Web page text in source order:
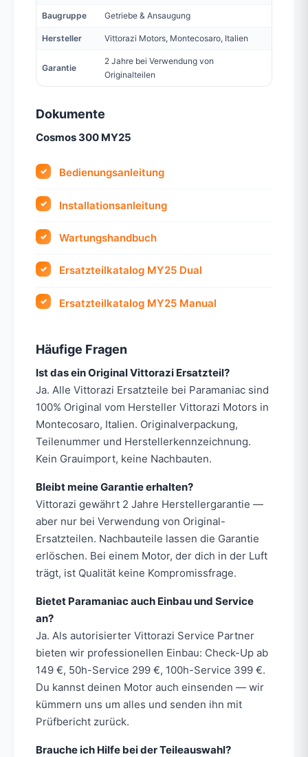
Baugruppe Getriebe & Ansaugung
Hersteller Vittorazi Motors, Montecosaro, Italien
Garantie
2 Jahre bei Verwendung von
Originalteilen
Dokumente
Cosmos 300 MY25
Bedienungsanleitung
Installationsanleitung
Wartungshandbuch
Ersatzteilkatalog MY25 Dual
Ersatzteilkatalog MY25 Manual
Häufige Fragen
Ist das ein Original Vittorazi Ersatzteil?
Ja. Alle Vittorazi Ersatzteile bei Paramaniac sind
100% Original vom Hersteller Vittorazi Motors in
Montecosaro, Italien. Originalverpackung,
Teilenummer und Herstellerkennzeichnung.
Kein Grauimport, keine Nachbauten.
Bleibt meine Garantie erhalten?
Vittorazi gewährt 2 Jahre Herstellergarantie —
aber nur bei Verwendung von Original-
Ersatzteilen. Nachbauteile lassen die Garantie
erlöschen. Bei einem Motor, der dich in der Luft
trägt, ist Qualität keine Kompromissfrage.
Bietet Paramaniac auch Einbau und Service
an?
Ja. Als autorisierter Vittorazi Service Partner
bieten wir professionellen Einbau: Check-Up ab
149 €, 50h-Service 299 €, 100h-Service 399 €.
Du kannst deinen Motor auch einsenden — wir
kümmern uns um alles und senden ihn mit
Prüfbericht zurück.
Brauche ich Hilfe bei der Teileauswahl?